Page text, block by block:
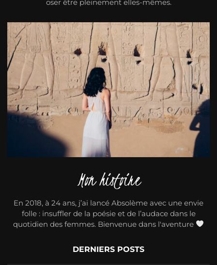
oser être pleinement elles-mêmes.
Mon histoire
En 2018, à 24 ans, j’ai lancé Absolème avec une envie
folle : insuffler de la poésie et de l’audace dans le
quotidien des femmes. Bienvenue dans l'aventure
DERNIERS POSTS